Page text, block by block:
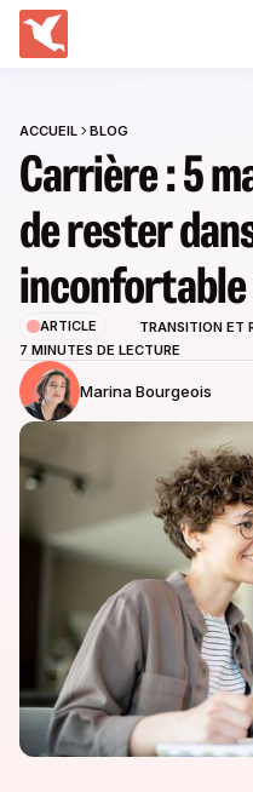
ACCUEIL BLOG
Carrière : 5
de rester
ARTICLE
TRANSITION ET
7 MINUTES DE LECTURE
Marina Bourgeois